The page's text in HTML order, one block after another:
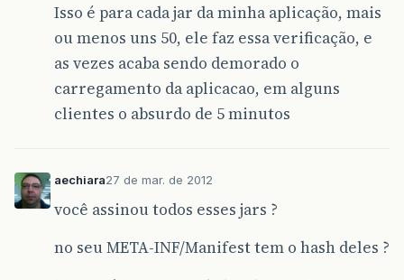
Isso é para cada jar da minha aplicação, mais
ou menos uns 50, ele faz essa verificação, e
as vezes acaba sendo demorado o
carregamento da aplicacao, em alguns
clientes o absurdo de 5 minutos
aechiara27 de mar. de 2012
você assinou todos esses jars ?
no seu META-INF/Manifest tem o hash deles ?